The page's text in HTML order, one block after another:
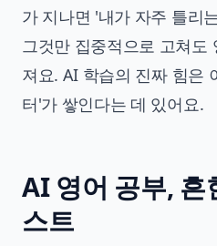
가 지나면 '내가 자주 틀리
그것만 집중적으로 고쳐도
져요. AI 학습의 진짜 힘은
터'가 쌓인다는 데 있어요.
AI 영어 공부, 흔
스트